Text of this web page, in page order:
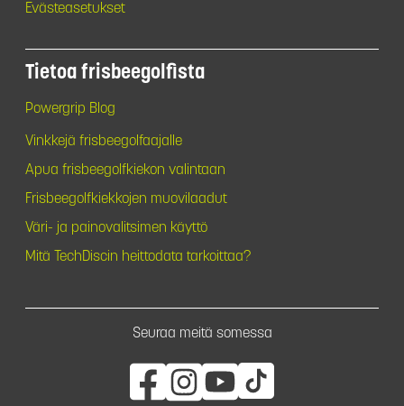
Evästeasetukset
Tietoa frisbeegolfista
Powergrip Blog
Vinkkejä frisbeegolfaajalle
Apua frisbeegolfkiekon valintaan
Frisbeegolfkiekkojen muovilaadut
Väri- ja painovalitsimen käyttö
Mitä TechDiscin heittodata tarkoittaa?
Seuraa meitä somessa